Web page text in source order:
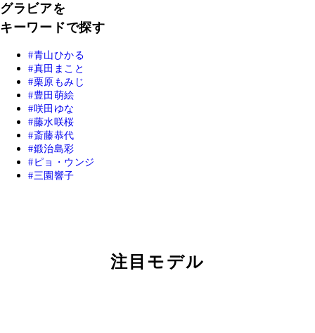
グラビアを
キーワードで探す
青山ひかる
真田まこと
栗原もみじ
豊田萌絵
咲田ゆな
藤水咲桜
斎藤恭代
鍛治島彩
ピョ・ウンジ
三園響子
注目モデル